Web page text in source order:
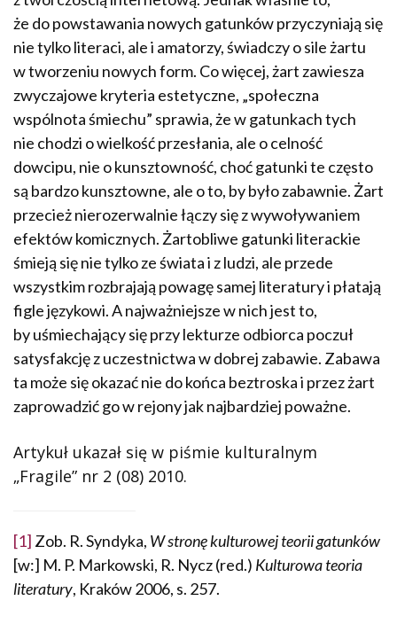
że do powstawania nowych gatunków przyczyniają się
nie tylko literaci, ale i amatorzy, świadczy o sile żartu
w tworzeniu nowych form. Co więcej, żart zawiesza
zwyczajowe kryteria estetyczne, „społeczna
wspólnota śmiechu” sprawia, że w gatunkach tych
nie chodzi o wielkość przesłania, ale o celność
dowcipu, nie o kunsztowność, choć gatunki te często
są bardzo kunsztowne, ale o to, by było zabawnie. Żart
przecież nierozerwalnie łączy się z wywoływaniem
efektów komicznych. Żartobliwe gatunki literackie
śmieją się nie tylko ze świata i z ludzi, ale przede
wszystkim rozbrajają powagę samej literatury i płatają
figle językowi. A najważniejsze w nich jest to,
by uśmiechający się przy lekturze odbiorca poczuł
satysfakcję z uczestnictwa w dobrej zabawie. Zabawa
ta może się okazać nie do końca beztroska i przez żart
zaprowadzić go w rejony jak najbardziej poważne.
Artykuł ukazał się w piśmie kulturalnym
„Fragile” nr 2 (08) 2010.
[1] Zob. R. Syndyka, W stronę kulturowej teorii gatunków
[w:] M. P. Markowski, R. Nycz (red.) Kulturowa teoria
literatury, Kraków 2006, s. 257.